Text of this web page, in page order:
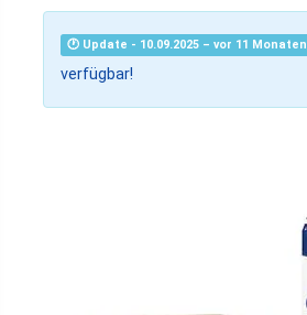
🕐 Update - 10.09.2025 – vor 11 Monaten
verfügbar!